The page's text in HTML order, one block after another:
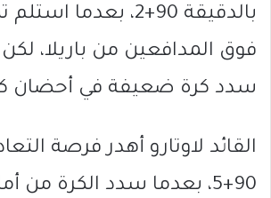
بالدقيقة 90+2، بعدما
فوق المدافعين من باريلا،
سدد كرة ضعيفة في أحضان
القائد لاوتارو أهدر فرصة
90+5، بعدما سدد الكرة من